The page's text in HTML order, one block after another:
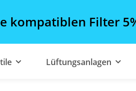
kompatiblen Filter
Lüftungsanlagen